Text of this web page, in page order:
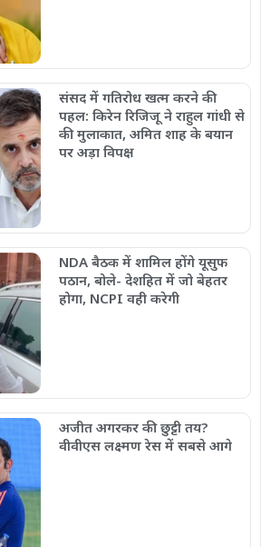
संसद में गतिरोध खत्म करने की
पहल: किरेन रिजिजू ने राहुल गांधी से
की मुलाकात, अमित शाह के बयान
पर अड़ा विपक्ष
NDA बैठक में शामिल होंगे यूसुफ
पठान, बोले- देशहित में जो बेहतर
होगा, NCPI वही करेगी
अजीत अगरकर की छुट्टी तय?
वीवीएस लक्ष्मण रेस में सबसे आगे